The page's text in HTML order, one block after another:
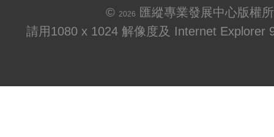
© 2026
匯縱專業發展中心版權
請用1080 x 1024 解像度及 Internet Explorer